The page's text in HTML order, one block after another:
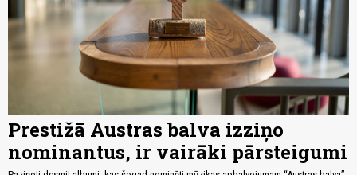
Prestižā Austras balva izziņo
nominantus, ir vairāki pārsteigumi